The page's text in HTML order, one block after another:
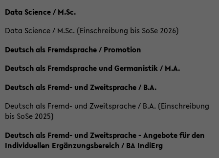
Data Science / M.Sc.
Data Science / M.Sc. (Einschreibung bis SoSe 2026)
Deutsch als Fremdsprache / Promotion
Deutsch als Fremdsprache und Germanistik / M.A.
Deutsch als Fremd- und Zweitsprache / B.A.
Deutsch als Fremd- und Zweitsprache / B.A. (Einschreibung
bis SoSe 2025)
Deutsch als Fremd- und Zweitsprache - Angebote für den
Individuellen Ergänzungsbereich / BA IndiErg